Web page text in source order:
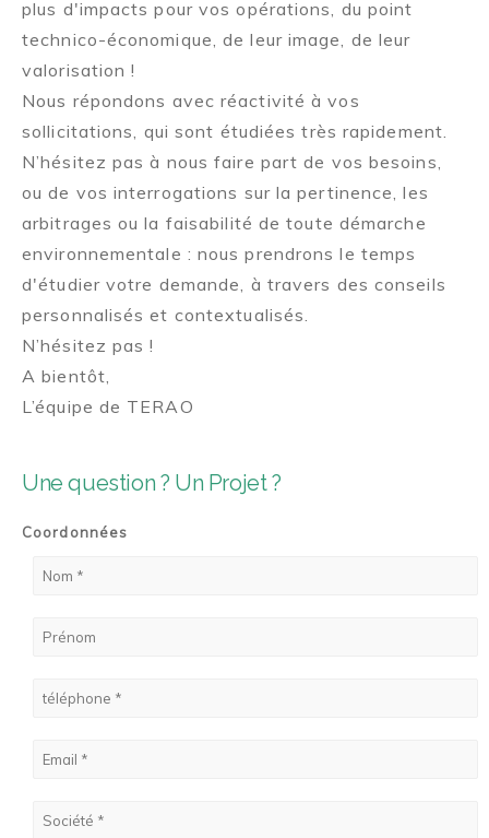
Une question ? Un Projet ?
Coordonnées
plus d'impacts pour vos opérations, du point
technico-économique, de leur image, de leur
valorisation !
Nous répondons avec réactivité à vos
sollicitations, qui sont étudiées très rapidement.
N’hésitez pas à nous faire part de vos besoins,
ou de vos interrogations sur la pertinence, les
arbitrages ou la faisabilité de toute démarche
environnementale : nous prendrons le temps
d'étudier votre demande, à travers des conseils
personnalisés et contextualisés.
N’hésitez pas !
A bientôt,
L’équipe de TERAO